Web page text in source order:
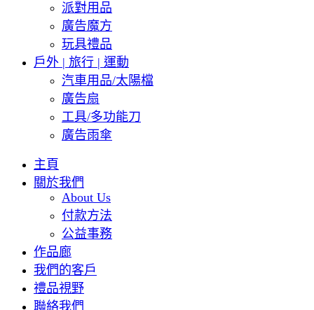
派對用品
廣告魔方
玩具禮品
戶外 | 旅行 | 運動
汽車用品/太陽檔
廣告扇
工具/多功能刀
廣告雨傘
主頁
關於我們
About Us
付款方法
公益事務
作品廊
我們的客戶
禮品視野
聯絡我們